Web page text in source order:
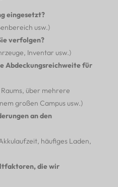
eingesetzt?
usw.)
verfolgen?
Inventar usw.)
Abdeckungsreichweite für
über mehrere
großen Campus usw.)
an den
häufiges Laden,
die wir